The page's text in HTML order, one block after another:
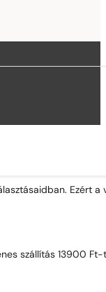
Ezért
szállítás 13900 Ft-